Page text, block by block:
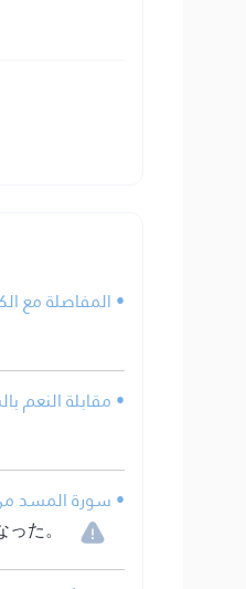
• المفاصلة مع
• مقابلة النعم
• سورة المسد
た。